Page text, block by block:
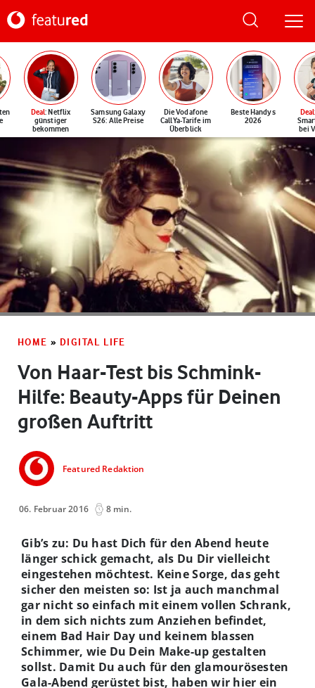
Deal: Netflix
günstiger
bekommen
Samsung Galaxy
S26: Alle Preise
Die Vodafone
CallYa-Tarife im
Überblick
Beste Handys
2026
Deal
bei
HOME » DIGITAL LIFE
Von Haar-Test bis Schmink-
Hilfe: Beauty-Apps für Deinen
großen Auftritt
Featured Redaktion
06. Februar 2016 8 min.
Gib’s zu: Du hast Dich für den Abend heute
länger schick gemacht, als Du Dir vielleicht
eingestehen möchtest. Keine Sorge, das geht
sicher den meisten so: Ist ja auch manchmal
gar nicht so einfach mit einem vollen Schrank,
in dem sich nichts zum Anziehen befindet,
einem Bad Hair Day und keinem blassen
Schimmer, wie Du Dein Make-up gestalten
sollst. Damit Du auch für den glamourösesten
Gala-Abend gerüstet bist, haben wir hier ein